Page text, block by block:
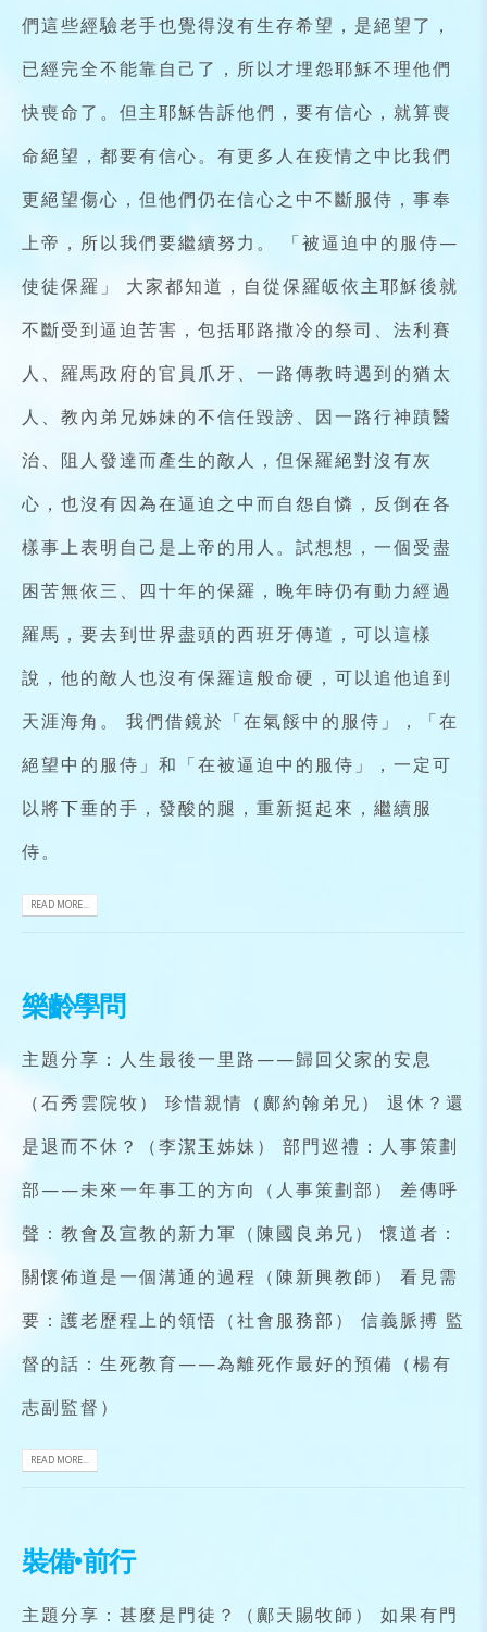
們這些經驗老手也覺得沒有生存希望，是絕望了，
已經完全不能靠自己了，所以才埋怨耶穌不理他們
快喪命了。但主耶穌告訴他們，要有信心，就算喪
命絕望，都要有信心。有更多人在疫情之中比我們
更絕望傷心，但他們仍在信心之中不斷服侍，事奉
上帝，所以我們要繼續努力。 「被逼迫中的服侍—
使徒保羅」 大家都知道，自從保羅皈依主耶穌後就
不斷受到逼迫苦害，包括耶路撒冷的祭司、法利賽
人、羅馬政府的官員爪牙、一路傳教時遇到的猶太
人、教內弟兄姊妹的不信任毀謗、因一路行神蹟醫
治、阻人發達而產生的敵人，但保羅絕對沒有灰
心，也沒有因為在逼迫之中而自怨自憐，反倒在各
樣事上表明自己是上帝的用人。試想想，一個受盡
困苦無依三、四十年的保羅，晚年時仍有動力經過
羅馬，要去到世界盡頭的西班牙傳道，可以這樣
說，他的敵人也沒有保羅這般命硬，可以追他追到
天涯海角。 我們借鏡於「在氣餒中的服侍」，「在
絕望中的服侍」和「在被逼迫中的服侍」，一定可
以將下垂的手，發酸的腿，重新挺起來，繼續服
侍。
READ MORE...
樂齡學問
主題分享：人生最後一里路——歸回父家的安息
（石秀雲院牧） 珍惜親情（鄺約翰弟兄） 退休？還
是退而不休？（李潔玉姊妹） 部門巡禮：人事策劃
部——未來一年事工的方向（人事策劃部） 差傳呼
聲：教會及宣教的新力軍（陳國良弟兄） 懷道者：
關懷佈道是一個溝通的過程（陳新興教師） 看見需
要：護老歷程上的領悟（社會服務部） 信義脈搏 監
督的話：生死教育——為離死作最好的預備（楊有
志副監督）
READ MORE...
裝備•前行
主題分享：甚麼是門徒？（鄺天賜牧師） 如果有門